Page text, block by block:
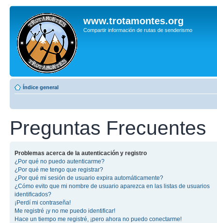
www.trotamontes.org
Compartir información de rutas de senderismo
Índice general
Preguntas Frecuentes
Problemas acerca de la autenticación y registro
¿Por qué no puedo autenticarme?
¿Por qué me tengo que registrar?
¿Por qué mi sesión de usuario expira automáticamente?
¿Cómo evito que mi nombre de usuario aparezca en las listas de usuarios
identificados?
¡Perdí mi contraseña!
Me registré ¡y no me puedo identificar!
Hace un tiempo me registré, ¡pero ahora no puedo conectarme!